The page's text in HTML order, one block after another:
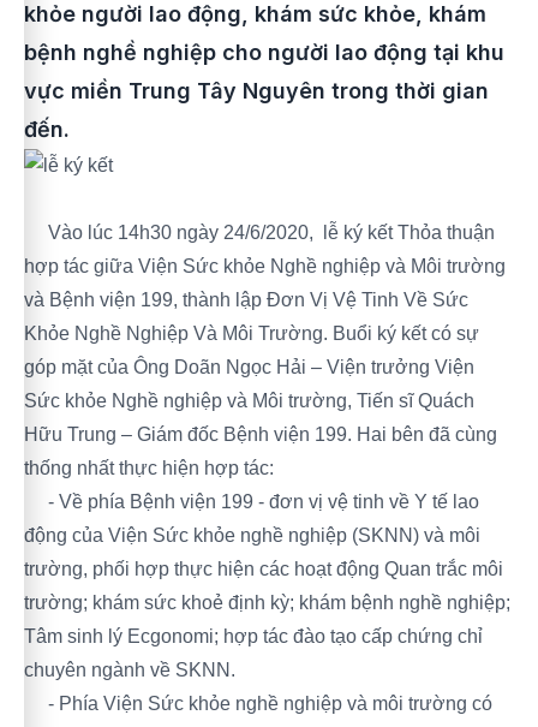
khỏe người lao động, khám sức khỏe, khám
bệnh nghề nghiệp cho người lao động tại khu
vực miền Trung Tây Nguyên trong thời gian
đến.
Vào lúc 14h30 ngày 24/6/2020, lễ ký kết Thỏa thuận
hợp tác giữa Viện Sức khỏe Nghề nghiệp và Môi trường
và Bệnh viện 199, thành lập Đơn Vị Vệ Tinh Về Sức
Khỏe Nghề Nghiệp Và Môi Trường. Buổi ký kết có sự
góp mặt của Ông Doãn Ngọc Hải – Viện trưởng Viện
Sức khỏe Nghề nghiệp và Môi trường, Tiến sĩ Quách
Hữu Trung – Giám đốc Bệnh viện 199. Hai bên đã cùng
thống nhất thực hiện hợp tác:
- Về phía Bệnh viện 199 - đơn vị vệ tinh về Y tế lao
động của Viện Sức khỏe nghề nghiệp (SKNN) và môi
trường, phối hợp thực hiện các hoạt động Quan trắc môi
trường; khám sức khoẻ định kỳ; khám bệnh nghề nghiệp;
Tâm sinh lý Ecgonomi; hợp tác đào tạo cấp chứng chỉ
chuyên ngành về SKNN.
- Phía Viện Sức khỏe nghề nghiệp và môi trường có